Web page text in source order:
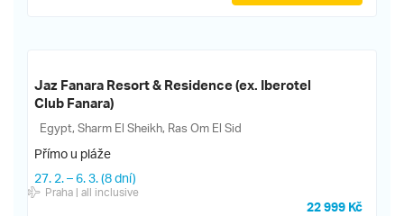
Jaz Fanara Resort & Residence (ex. Iberotel
Club Fanara)
Egypt, Sharm El Sheikh, Ras Om El Sid
Přímo u pláže
27. 2.–6. 3.(8 dní)
Praha| all inclusive
22 999 Kč